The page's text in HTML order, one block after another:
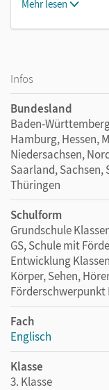
Mehr lesen
Infos
Bundesland
Baden-
Hamburg, Hessen,
Niedersachsen,
Saarland,
Thüringen
Schulform
Grundschule
GS, Schule mit
Entwicklung
Körper, Sehen,
Förderschwerpunkt
Fach
Englisch
Klasse
3. Klasse